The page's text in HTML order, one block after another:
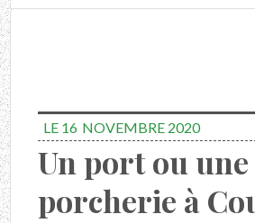
LE 16 NOVEMBRE 2020
Un port ou une
porcherie à